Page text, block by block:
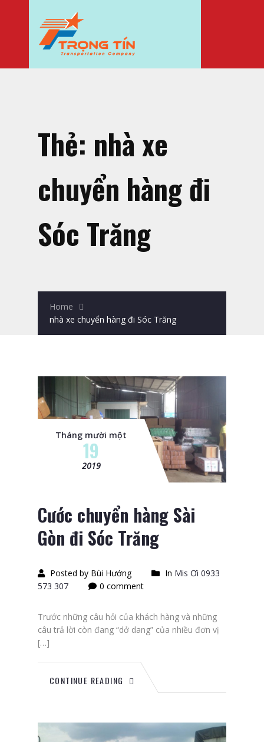
Thẻ: nhà xe
chuyển hàng đi
Sóc Trăng
Home
nhà xe chuyển hàng đi Sóc Trăng
Tháng mười một
19
2019
Cước chuyển hàng Sài
Gòn đi Sóc Trăng
Posted by Bùi Hướng In Mis Ơi 0933
573 307
0 comment
Trước những câu hỏi của khách hàng và những
câu trả lời còn đang “dở dang” của nhiều đơn vị
[…]
CONTINUE READING